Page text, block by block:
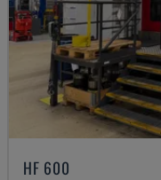
HF 600